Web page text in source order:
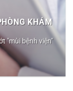
KHÁM
"mùi bệnh viện"